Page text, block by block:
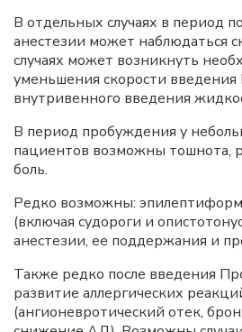
В отдельных случаях в период
анестезии может наблюдаться
случаях может возникнуть
уменьшения скорости введения
внутривенного введения
В период пробуждения у
пациентов возможны тошнота,
боль.
Редко возможны:
(включая судороги и
анестезии, ее поддержания и
Также редко после введения
развитие аллергических
(ангионевротический отек,